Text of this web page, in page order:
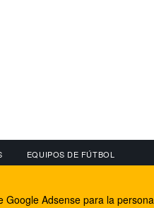
EQUIPOS DE FÚTBOL
Facebook
Adsense para la